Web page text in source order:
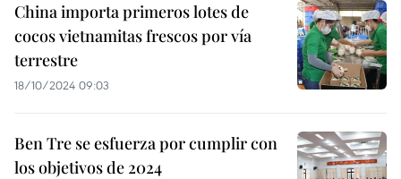
China importa primeros lotes de
cocos vietnamitas frescos por vía
terrestre
18/10/2024 09:03
Ben Tre se esfuerza por cumplir con
los objetivos de 2024